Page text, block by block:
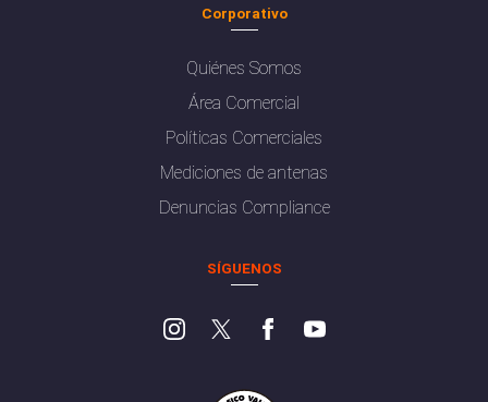
Corporativo
Quiénes Somos
Área Comercial
Políticas Comerciales
Mediciones de antenas
Denuncias Compliance
SÍGUENOS